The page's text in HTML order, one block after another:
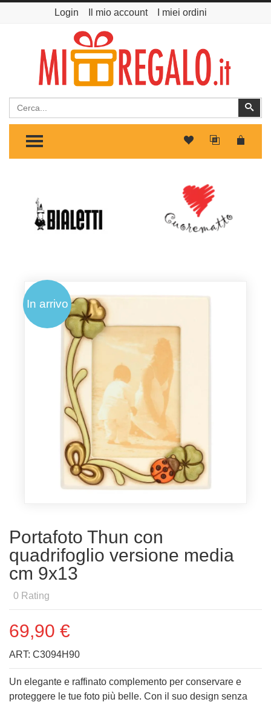
Login Il mio account I miei ordini
Cerca
TOGGLE MENU
In arrivo
Portafoto Thun con
quadrifoglio versione media
cm 9x13
0 Rating
69,90 €
ART: C3094H90
Un elegante e raffinato complemento per conservare e
proteggere le tue foto più belle. Con il suo design senza